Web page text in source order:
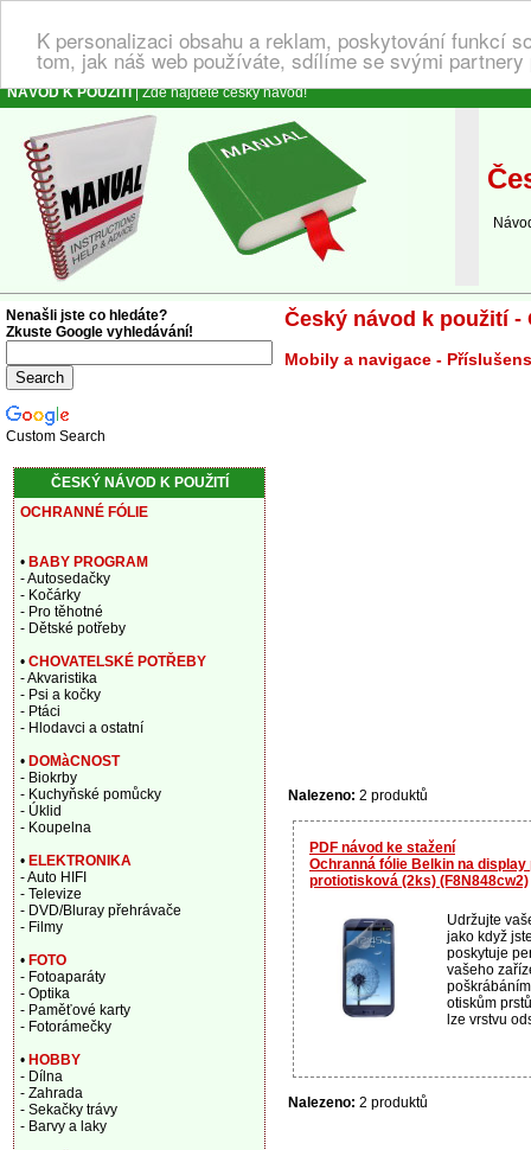
K personalizaci obsahu a reklam, poskytování funkcí
tom, jak náš web používáte, sdílíme se svými
NÁVOD K POUŽITÍ| Zde najdete český návod!
Český návod k použití
Mobily a navigace -
Nalezeno: 2 produktů
PDF návod ke stažení
Ochranná fólie Belkin na display
protiotisková (2ks) (F8N848cw2)
Udržujte
jako když
poskytuje
vašeho
otiskům
lze vrstvu
Nalezeno: 2 produktů
Nenašli jste co hledáte?
Zkuste Google vyhledávání!
Custom Search
ČESKÝ NÁVOD K POUŽITÍ
OCHRANNÉ FÓLIE
• BABY PROGRAM
- Autosedačky
- Kočárky
- Pro těhotné
- Dětské potřeby
• CHOVATELSKÉ POTŘEBY
- Akvaristika
- Psi a kočky
- Ptáci
- Hlodavci a ostatní
• DOMàCNOST
- Biokrby
- Kuchyňské pomůcky
- Úklid
- Koupelna
• ELEKTRONIKA
- Auto HIFI
- Televize
- DVD/Bluray přehrávače
- Filmy
• FOTO
- Fotoaparáty
- Optika
- Paměťové karty
- Fotorámečky
• HOBBY
- Dílna
- Zahrada
- Sekačky trávy
- Barvy a laky